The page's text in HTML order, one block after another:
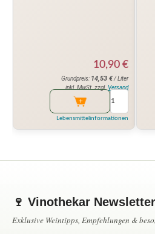
10,90 €
Grundpreis: 14,53 €/ Liter
inkl. MwSt. zzgl. Versand
Lebensmittelinformationen
🍷 Vinothekar Newsletter
Exklusive Weintipps, Empfehlungen &